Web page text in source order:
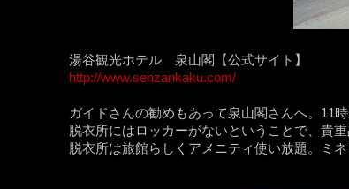
湯谷観光ホテル 泉山閣【公式サイト】
http://www.senzankaku.com/
ガイドさんの勧めもあって泉山閣さんへ。11
脱衣所にはロッカーがないということで、貴
脱衣所は旅館らしくアメニティ使い放題。ミ